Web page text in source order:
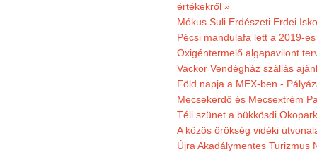
értékekről »
Mókus Suli Erdészeti Erdei
Pécsi mandulafa lett a 2019-
Oxigéntermelő algapavilont
Vackor Vendégház szállás
Föld napja a MEX-ben -
Mecsekerdő és Mecsextrém
Téli szünet a bükkösdi
A közös örökség vidéki
Újra Akadálymentes Turizmus